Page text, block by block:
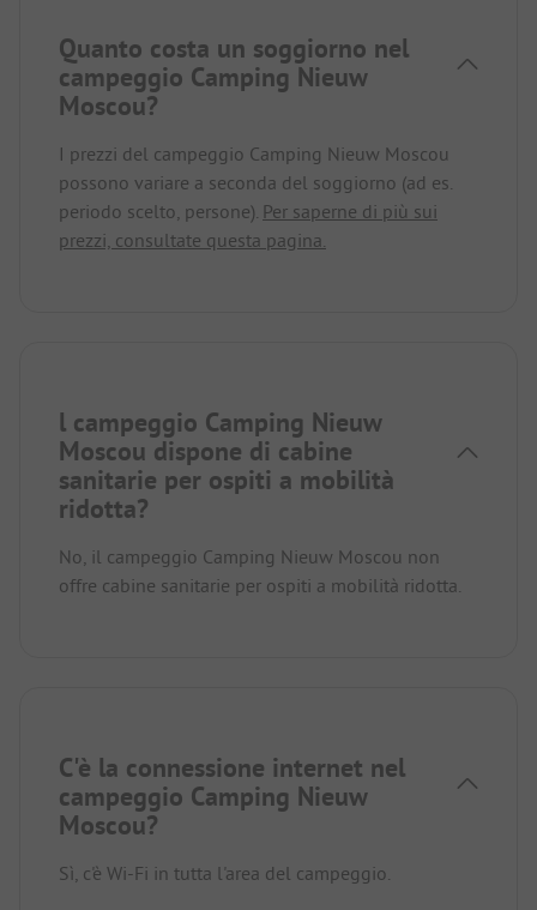
Quanto costa un soggiorno nel
campeggio Camping Nieuw
Moscou?
I prezzi del campeggio Camping Nieuw Moscou
possono variare a seconda del soggiorno (ad es.
periodo scelto, persone). Per saperne di più sui
prezzi, consultate questa pagina.
l campeggio Camping Nieuw
Moscou dispone di cabine
sanitarie per ospiti a mobilità
ridotta?
No, il campeggio Camping Nieuw Moscou non
offre cabine sanitarie per ospiti a mobilità ridotta.
C'è la connessione internet nel
campeggio Camping Nieuw
Moscou?
Sì, c'è Wi-Fi in tutta l'area del campeggio.